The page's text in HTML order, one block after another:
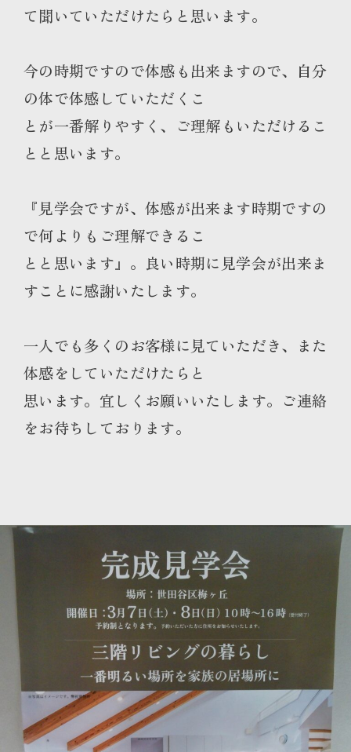
て聞いていただけたらと思います。
今の時期ですので体感も出来ますので、自分
の体で体感していただくこ
とが一番解りやすく、ご理解もいただけるこ
とと思います。
『見学会ですが、体感が出来ます時期ですの
で何よりもご理解できるこ
とと思います』。良い時期に見学会が出来ま
すことに感謝いたします。
一人でも多くのお客様に見ていただき、また
体感をしていただけたらと
思います。宜しくお願いいたします。ご連絡
をお待ちしております。